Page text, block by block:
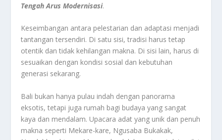
Tengah Arus Modernisasi.
Keseimbangan antara pelestarian dan adaptasi menjadi
tantangan tersendiri. Di satu sisi, tradisi harus tetap
otentik dan tidak kehilangan makna. Di sisi lain, harus di
sesuaikan dengan kondisi sosial dan kebutuhan
generasi sekarang.
Bali bukan hanya pulau indah dengan panorama
eksotis, tetapi juga rumah bagi budaya yang sangat
kaya dan mendalam. Upacara adat yang unik dan penuh
makna seperti Mekare-kare, Ngusaba Bukakak,